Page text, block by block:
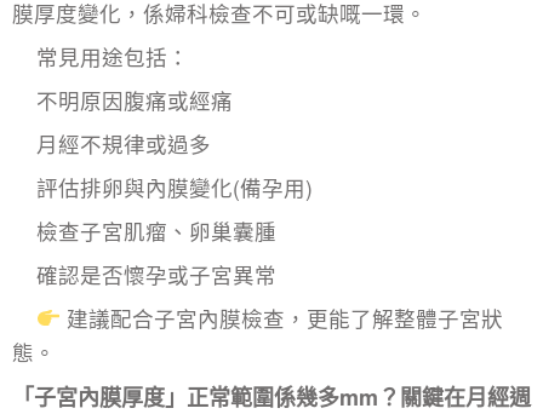
膜厚度變化，係婦科檢查不可或缺嘅一環。
常見用途包括：
不明原因腹痛或經痛
月經不規律或過多
評估排卵與內膜變化(備孕用)
檢查子宮肌瘤、卵巢囊腫
確認是否懷孕或子宮異常
建議配合子宮內膜檢查 ，更能了解整體子宮狀
態。
「子宮內膜厚度」正常範圍係幾多mm？關鍵在月經週